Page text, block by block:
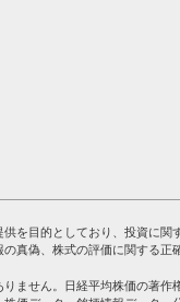
を目的としており、投資に
真偽、株式の評価に関する正
ません。日経平均株価の著作